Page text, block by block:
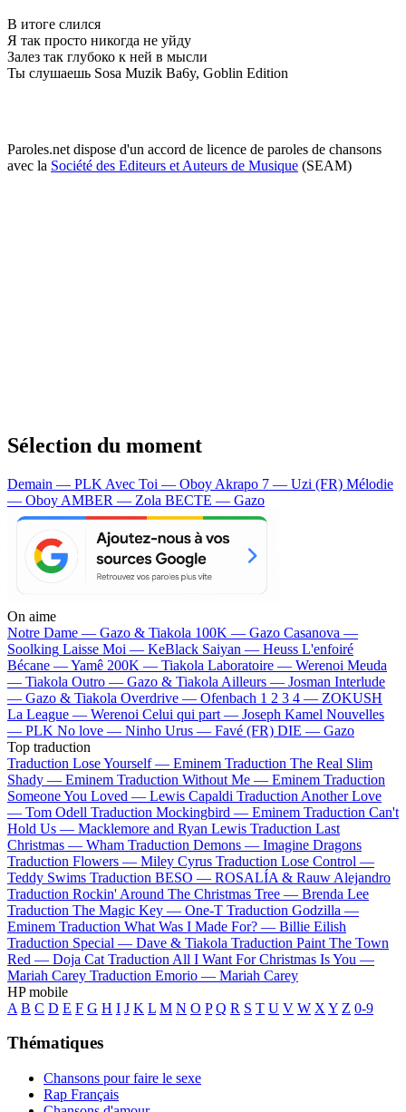
В итогe слился
Я так просто никогда нe уйду
Залeз так глубоко к нeй в мысли
Ты слушаeшь Sosa Muzik Ba6y, Goblin Edition
Paroles.net dispose d'un accord de licence de paroles de chansons
avec la Société des Editeurs et Auteurs de Musique (SEAM)
Sélection du moment
Demain — PLK Avec Toi — Oboy Akrapo 7 — Uzi (FR) Mélodie
— Oboy AMBER — Zola BECTE — Gazo
On aime
Notre Dame — Gazo & Tiakola 100K — Gazo Casanova —
Soolking Laisse Moi — KeBlack Saiyan — Heuss L'enfoiré
Bécane —Yamê 200K — Tiakola Laboratoire — Werenoi Meuda
— Tiakola Outro — Gazo & Tiakola Ailleurs — Josman Interlude
— Gazo & Tiakola Overdrive — Ofenbach 1 2 3 4 — ZOKUSH
La League — Werenoi Celui qui part — Joseph Kamel Nouvelles
— PLK No love — Ninho Urus — Favé (FR) DIE — Gazo
Top traduction
Traduction Lose Yourself — Eminem Traduction The Real Slim
Shady — Eminem Traduction Without Me — Eminem Traduction
Someone You Loved — Lewis Capaldi Traduction Another Love
— Tom Odell Traduction Mockingbird — Eminem Traduction Can't
Hold Us — Macklemore and Ryan Lewis Traduction Last
Christmas — Wham Traduction Demons — Imagine Dragons
Traduction Flowers — Miley Cyrus Traduction Lose Control —
Teddy Swims Traduction BESO — ROSALÍA & Rauw Alejandro
Traduction Rockin' Around The Christmas Tree — Brenda Lee
Traduction The Magic Key — One-T Traduction Godzilla —
Eminem Traduction What Was I Made For? — Billie Eilish
Traduction Special — Dave & Tiakola Traduction Paint The Town
Red — Doja Cat Traduction All I Want For Christmas Is You —
Mariah Carey Traduction Emorio — Mariah Carey
HP mobile
A B C D E F G H I J K L M N O P Q R S T U V W X Y Z 0-9
Thématiques
Chansons pour faire le sexe
Rap Français